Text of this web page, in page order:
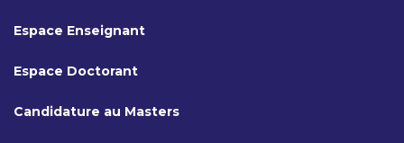
Espace Enseignant
Espace Doctorant
Candidature au Masters